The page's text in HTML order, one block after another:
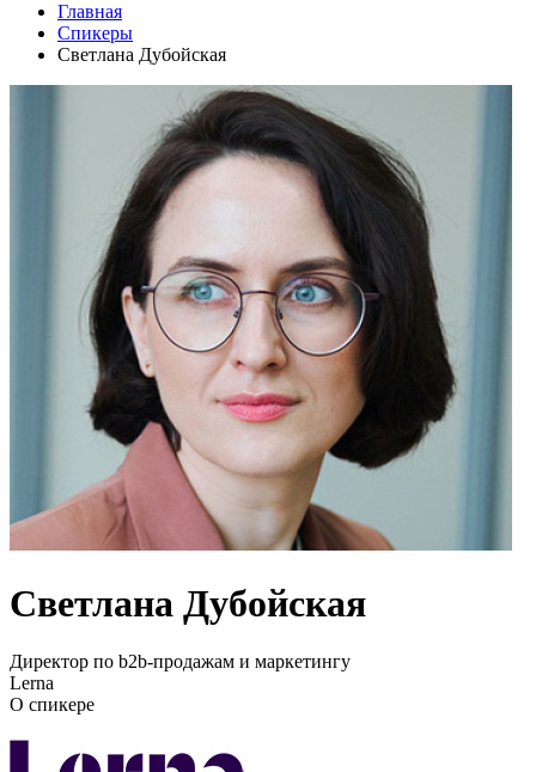
Главная
Спикеры
Светлана Дубойская
Светлана Дубойская
Директор по b2b-продажам и маркетингу
Lerna
О спикере